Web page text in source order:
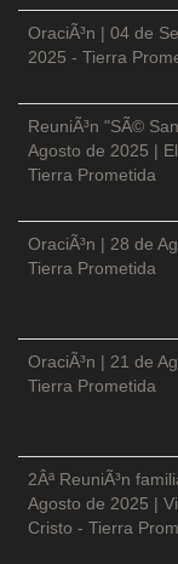
OraciÃ³n | 04 de
2025 - Tierra
ReuniÃ³n "SÃ©
Agosto de 2025 |
Tierra Prometida
OraciÃ³n | 28 de
Tierra Prometida
OraciÃ³n | 21 de
Tierra Prometida
2Âª ReuniÃ³n
Agosto de 2025 |
Cristo - Tierra